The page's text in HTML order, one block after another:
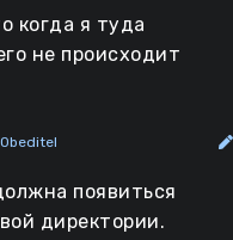
когда я туда
не происходит
появиться
директории.